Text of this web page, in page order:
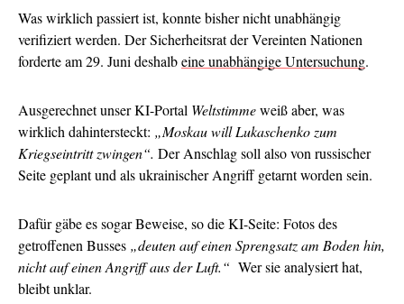
Was wirklich passiert ist, konnte bisher nicht unabhängig
verifiziert werden. Der Sicherheitsrat der Vereinten Nationen
forderte am 29. Juni deshalbeine unabhängige Untersuchung.
Ausgerechnet unser KI-Portal Weltstimmeweiß aber, was
wirklich dahintersteckt: „Moskau will Lukaschenko zum
Kriegseintritt zwingen“. Der Anschlag soll also von russischer
Seite geplant und als ukrainischer Angriff getarnt worden sein.
Dafür gäbe es sogar Beweise, so die KI-Seite: Fotos des
getroffenen Busses „deuten auf einen Sprengsatz am Boden hin,
nicht auf einen Angriff aus der Luft.“ Wer sie analysiert hat,
bleibt unklar.